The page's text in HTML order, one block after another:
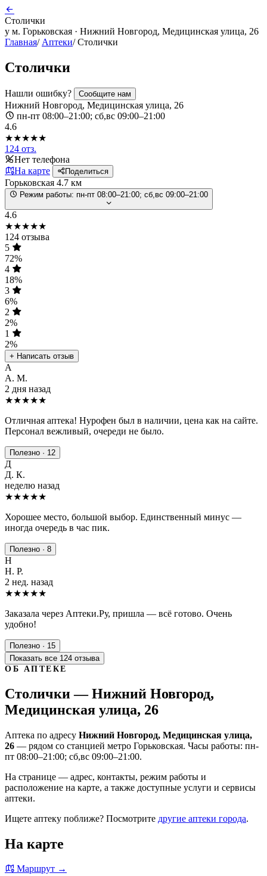
Столички
у м. Горьковская · Нижний Новгород, Медицинская улица, 26
Главная/ Аптеки/ Столички
Столички
Нашли ошибку? Сообщите нам
Нижний Новгород, Медицинская улица, 26
пн-пт 08:00–21:00; сб,вс 09:00–21:00
4.6
★★★★★
124 отз.
Нет телефона
На карте
Поделиться
Горьковская 4.7 км
Режим работы: пн-пт 08:00–21:00; сб,вс 09:00–21:00
4.6
★★★★★
124 отзыва
5
72%
4
18%
3
6%
2
2%
1
2%
+ Написать отзыв
А
А. М.
2 дня назад
★★★★★
Отличная аптека! Нурофен был в наличии, цена как на сайте.
Персонал вежливый, очереди не было.
Полезно · 12
Д
Д. К.
неделю назад
★★★★★
Хорошее место, большой выбор. Единственный минус —
иногда очередь в час пик.
Полезно · 8
Н
Н. Р.
2 нед. назад
★★★★★
Заказала через Аптеки.Ру, пришла — всё готово. Очень
удобно!
Полезно · 15
Показать все 124 отзыва
ОБ АПТЕКЕ
Столички — Нижний Новгород,
Медицинская улица, 26
Аптека по адресу Нижний Новгород, Медицинская улица,
26 — рядом со станцией метро Горьковская. Часы работы: пн-
пт 08:00–21:00; сб,вс 09:00–21:00.
На странице — адрес, контакты, режим работы и
расположение на карте, а также доступные услуги и сервисы
аптеки.
Ищете аптеку поближе? Посмотрите другие аптеки города.
На карте
Маршрут →